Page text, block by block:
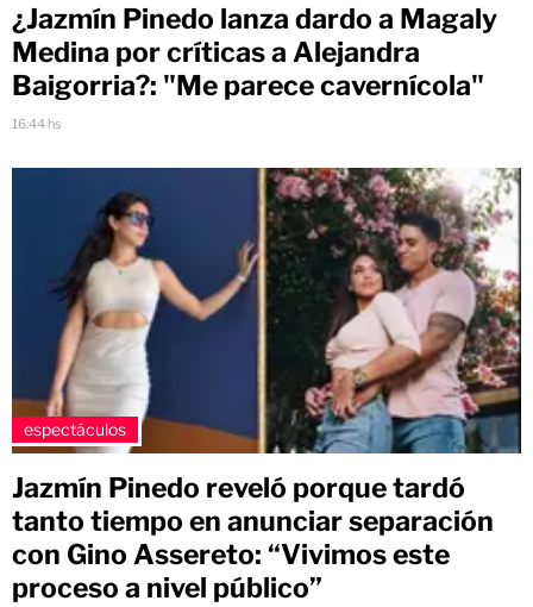
¿Jazmín Pinedo lanza dardo a Magaly
Medina por críticas a Alejandra
Baigorria?: "Me parece cavernícola"
16:44 hs
espectáculos
Jazmín Pinedo reveló porque tardó
tanto tiempo en anunciar separación
con Gino Assereto: “Vivimos este
proceso a nivel público”